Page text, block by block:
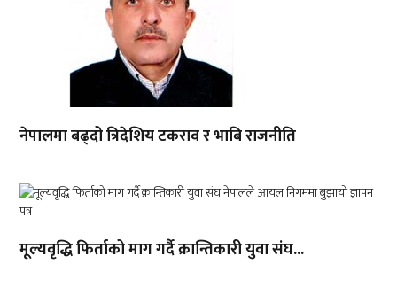
नेपालमा बढ्दो त्रिदेशिय टकराव र भाबि राजनीति
मूल्यवृद्धि फिर्ताको माग गर्दै क्रान्तिकारी युवा संघ...